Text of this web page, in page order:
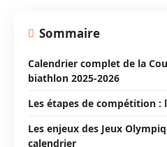
Sommaire
Calendrier complet de la
biathlon 2025-2026
Les étapes de compétition :
Les enjeux des Jeux
calendrier